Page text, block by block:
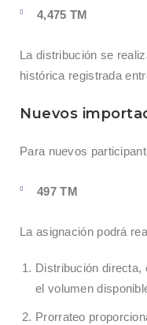
4,475 TM
La distribución se
histórica registrada
Nuevos
Para nuevos
497 TM
La asignación podrá
Distribución directa,
el volumen
Prorrateo